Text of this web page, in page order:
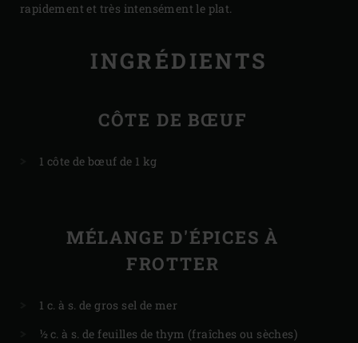
rapidement et très intensément le plat.
INGRÉDIENTS
CÔTE DE BŒUF
1 côte de bœuf de 1 kg
MÉLANGE D'ÉPICES À
FROTTER
1 c. à s. de gros sel de mer
½ c. à s. de feuilles de thym (fraîches ou sèches)